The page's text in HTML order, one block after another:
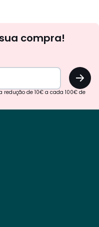
compra!
OK
de 10€ a cada 100€ de